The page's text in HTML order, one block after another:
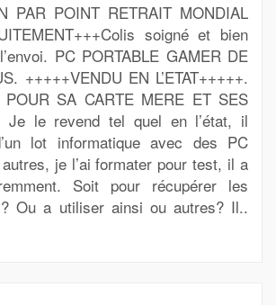
PAR POINT RETRAIT MONDIAL
soigné et bien
PC PORTABLE GAMER DE
+++++VENDU EN L’ETAT+++++.
POUR SA CARTE MERE ET SES
Je le revend tel quel en l’état, il
lot informatique avec des PC
je l’ai formater pour test, il a
Soit pour récupérer les
Ou a utiliser ainsi ou autres? Il..